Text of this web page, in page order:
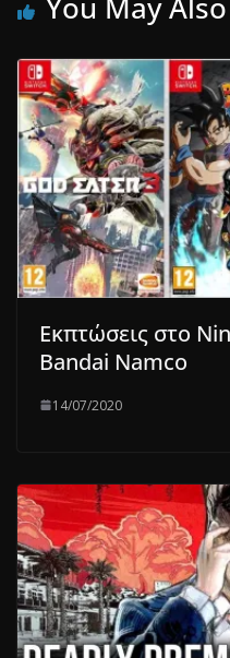
Εκπτώσεις στο
Bandai Namco
14/07/2020